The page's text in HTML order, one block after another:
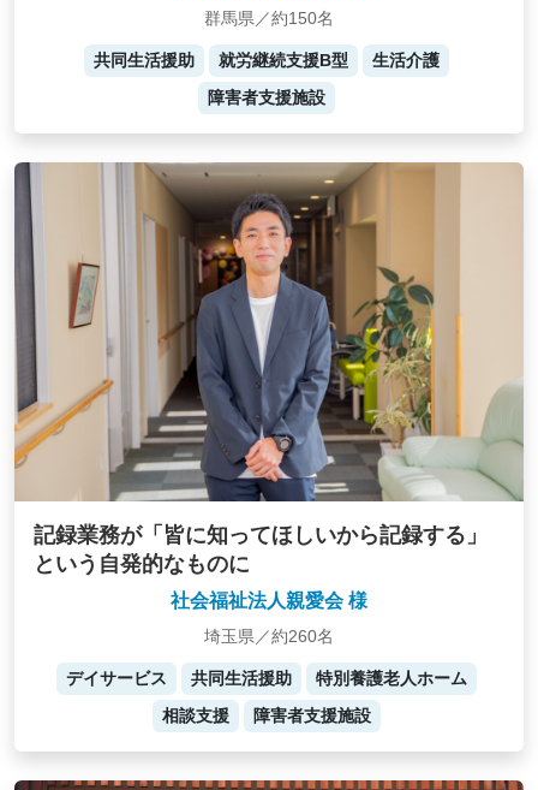
群馬県／約150名
共同生活援助 就労継続支援B型
生活介護
障害者支援施設
記録業務が「皆に知ってほしいから記録する」
という自発的なものに
社会福祉法人親愛会 様
埼玉県／約260名
デイサービス 共同生活援助
特別養護老人ホーム
相談支援
障害者支援施設